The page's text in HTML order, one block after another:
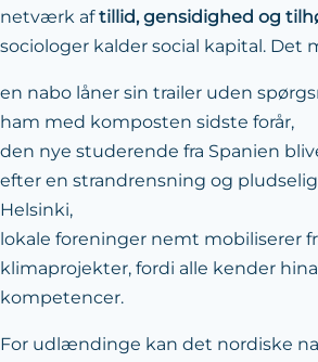
netværk aftillid, gensidighed og
sociologer kalder social kapital. Det
en nabo låner sin trailer uden
ham med komposten sidste forår,
den nye studerende fra Spanien
efter en strandrensning og
Helsinki,
lokale foreninger nemt mobiliserer
klimaprojekter, fordi alle kender
kompetencer.
For udlændinge kan det nordiske